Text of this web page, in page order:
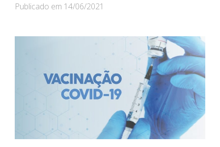
Publicado em 14/06/2021